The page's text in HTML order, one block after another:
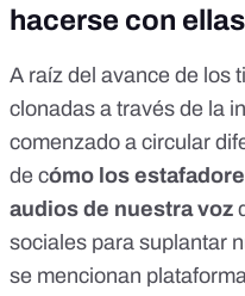
hacerse con
A raíz del avance de los
clonadas a través de la
comenzado a circular
de cómo los
audios de nuestra voz
sociales para suplantar
se mencionan